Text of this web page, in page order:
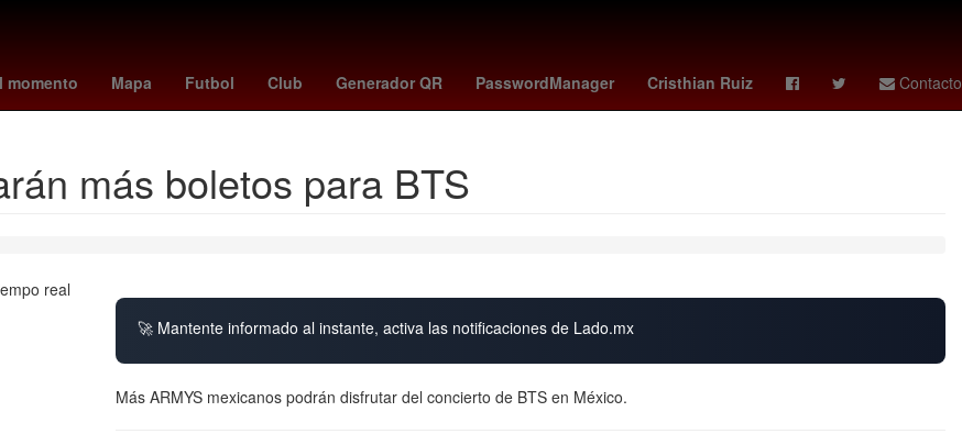
momento Mapa Futbol Club Generador QR PasswordManager Cristhian Ruiz Contacto
Temporada rodri Denuncia China Pago Agresión manchester city - brentford estafa
más boletos para BTS
🚀 Mantente informado al instante, activa las notificaciones de Lado.mx
Más ARMYS mexicanos podrán disfrutar del concierto de BTS en México.